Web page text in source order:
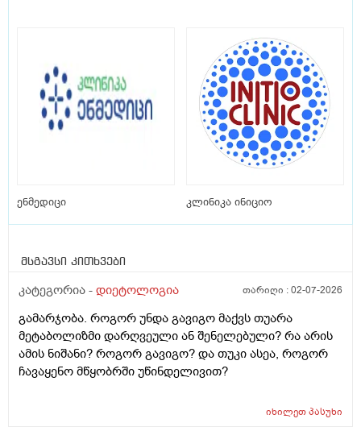
ენმედიცი კლინიკა ინიციო
მსგავსი კითხვები
კატეგორია - დიეტოლოგია თარიღი :02-07-2026
გამარჯობა. როგორ უნდა გავიგო მაქვს თუარა
მეტაბოლიზმი დარღვეული ან შენელებული? რა არის
ამის ნიშანი? როგორ გავიგო? და თუკი ასეა, როგორ
ჩავაყენო მწყობრში უწინდელივით?
იხილეთპასუხი